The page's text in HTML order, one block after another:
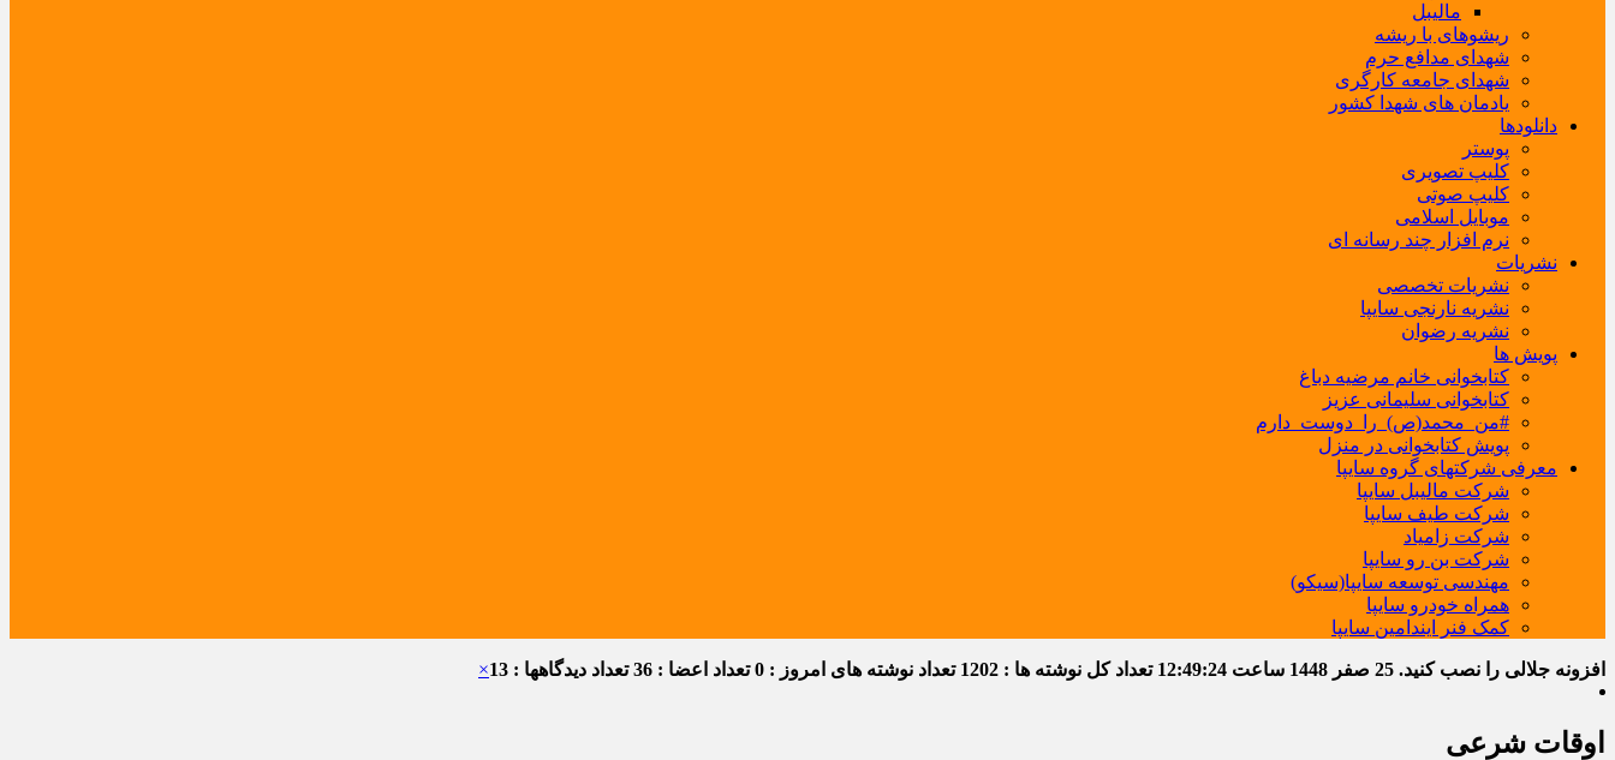
مالیبل
ریشوهای با ریشه
شهدای مدافع حرم
شهدای جامعه کارگری
یادمان های شهدا کشور
دانلودها
پوستر
کلیپ تصویری
کلیپ صوتی
موبایل اسلامی
نرم افزار چند رسانه ای
نشریات
نشریات تخصصی
نشریه نارنجی سایپا
نشریه رضوان
پویش ها
کتابخوانی خانم مرضیه دباغ
کتابخوانی سلیمانی عزیز
#من_محمد(ص)_را_دوست_دارم
پویش کتابخوانی در منزل
معرفی شرکتهای گروه سایپا
شرکت مالیبل سایپا
شرکت طیف سایپا
شرکت زامیاد
شرکت بن رو سایپا
مهندسی توسعه سایپا(سیکو)
همراه خودرو سایپا
کمک فنر ایندامین سایپا
افزونه جلالی را نصب کنید. 25 صفر 1448 ساعت 12:49:25 تعداد کل نوشته ها : 1202 تعداد نوشته های امروز : 0 تعداد اعضا : 36 تعداد دیدگاهها : 13 ×
اوقات شرعی